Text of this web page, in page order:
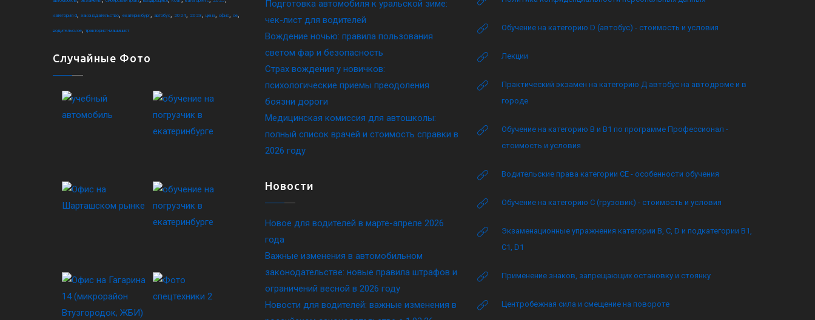
категория d, законодательство, екатеринбург, автобус, 2024, 2023, цена, офис, ce,
водительское, тракторист-машинист
Случайные Фото
Подготовка автомобиля к уральской зиме:
чек-лист для водителей
Вождение ночью: правила пользования
светом фар и безопасность
Страх вождения у новичков:
психологические приемы преодоления
боязни дороги
Медицинская комиссия для автошколы:
полный список врачей и стоимость справки в
2026 году
Новости
Новое для водителей в марте-апреле 2026
года
Важные изменения в автомобильном
законодательстве: новые правила штрафов и
ограничений весной в 2026 году
Новости для водителей: важные изменения в
Обучение на категорию D (автобус) - стоимость и условия
Лекции
Практический экзамен на категорию Д автобус на автодроме и в
городе
Обучение на категорию B и B1 по программе Профессионал -
стоимость и условия
Водительские права категории CE - особенности обучения
Обучение на категорию C (грузовик) - стоимость и условия
Экзаменационные упражнения категории B, C, D и подкатегории B1,
C1, D1
Применение знаков, запрещающих остановку и стоянку
Центробежная сила и смещение на повороте